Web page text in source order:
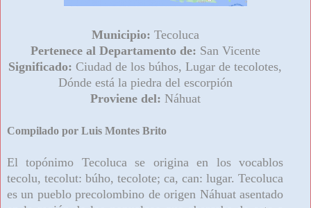
Municipio: Tecoluca
Pertenece al Departamento de: San Vicente
Significado: Ciudad de los búhos, Lugar de tecolotes,
Dónde está la piedra del escorpión
Proviene del: Náhuat
Compilado por Luis Montes Brito
El topónimo Tecoluca se origina en los vocablos
tecolu, tecolut: búho, tecolote; ca, can: lugar. Tecoluca
es un pueblo precolombino de origen Náhuat asentado